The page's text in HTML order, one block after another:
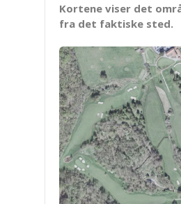
Kortene viser det
fra det faktiske sted.